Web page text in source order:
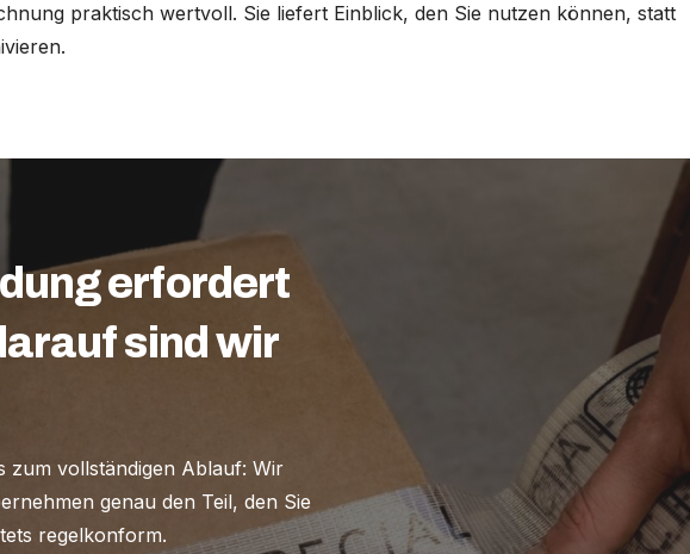
praktisch wertvoll. Sie liefert Einblick, den Sie nutzen können, statt
erfordert
sind wir
zum vollständigen Ablauf: Wir
genau den Teil, den Sie
regelkonform.